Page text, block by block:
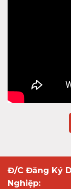
Đ/C Đăng Ký
Nghiệp: